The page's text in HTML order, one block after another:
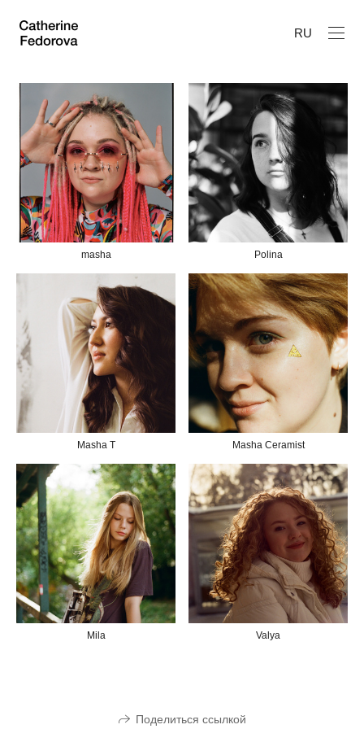
RU
masha Polina
Masha T Masha Ceramist
Mila Valya
Поделиться ссылкой